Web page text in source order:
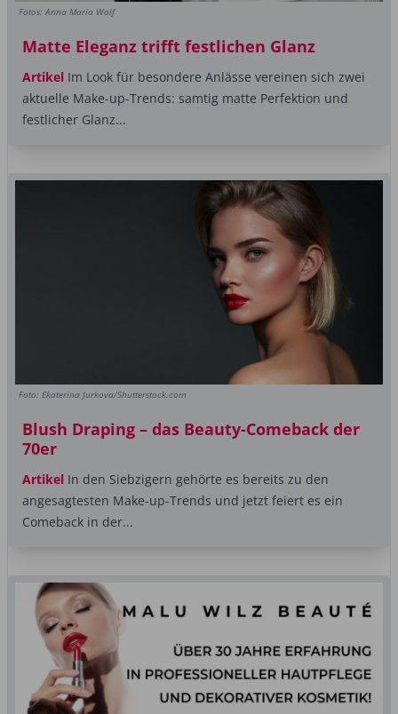
Fotos: Anna Maria Wolf
Matte Eleganz trifft festlichen Glanz
Artikel Im Look für besondere Anlässe vereinen sich zwei
aktuelle Make-up-Trends: samtig matte Perfektion und
festlicher Glanz...
Foto: Ekaterina Jurkova/Shutterstock.com
Blush Draping – das Beauty-Comeback der
70er
Artikel In den Siebzigern gehörte es bereits zu den
angesagtesten Make-up-Trends und jetzt feiert es ein
Comeback in der...